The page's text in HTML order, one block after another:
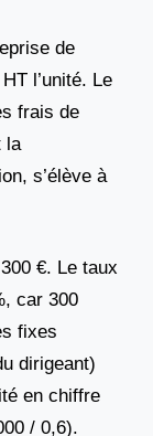
de
l’unité. Le
frais de
la
s’élève à
€. Le taux
car 300
fixes
dirigeant)
en chiffre
/ 0,6).